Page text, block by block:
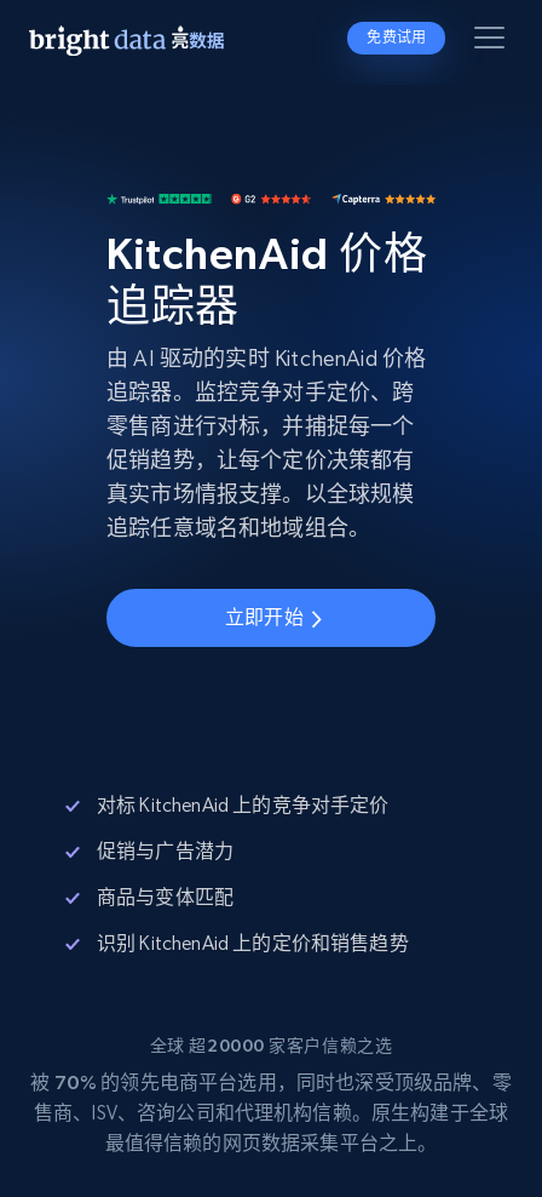
免费试用
KitchenAid 价格
追踪器
由 AI 驱动的实时 KitchenAid 价格
追踪器。监控竞争对手定价、跨
零售商进行对标，并捕捉每一个
促销趋势，让每个定价决策都有
真实市场情报支撑。以全球规模
追踪任意域名和地域组合。
立即开始
对标 KitchenAid 上的竞争对手定价
促销与广告潜力
商品与变体匹配
识别 KitchenAid 上的定价和销售趋势
全球 超20000 家客户信赖之选
被 70% 的领先电商平台选用，同时也深受顶级品牌、零
售商、ISV、咨询公司和代理机构信赖。原生构建于全球
最值得信赖的网页数据采集平台之上。